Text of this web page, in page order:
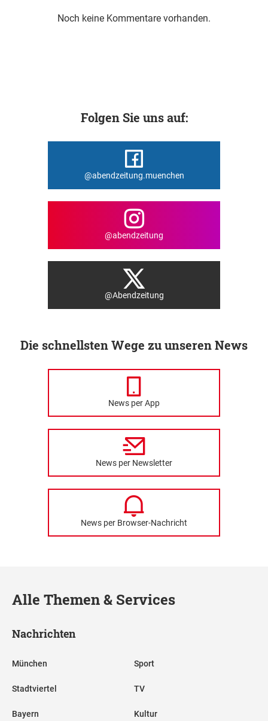
Noch keine Kommentare vorhanden.
Folgen Sie uns auf:
@abendzeitung.muenchen
@abendzeitung
@Abendzeitung
Die schnellsten Wege zu unseren News
News per App
News per Newsletter
News per Browser-Nachricht
Alle Themen & Services
Nachrichten
München
Stadtviertel
Bayern
Sport
TV
Kultur